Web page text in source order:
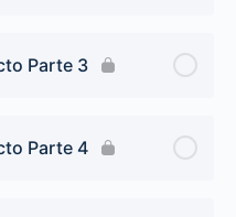
Parte 3
Parte 4